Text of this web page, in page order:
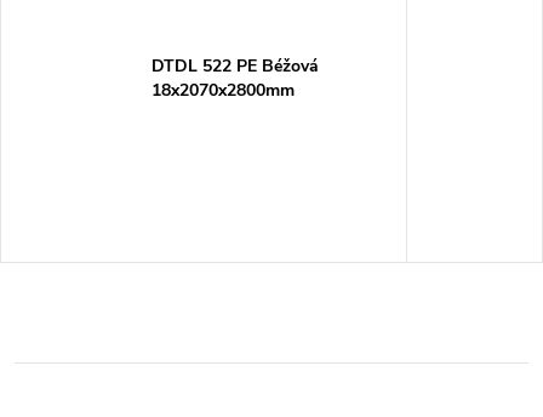
DTDL 522 PE Béžová
18x2070x2800mm